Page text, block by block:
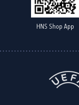
HNS Shop App